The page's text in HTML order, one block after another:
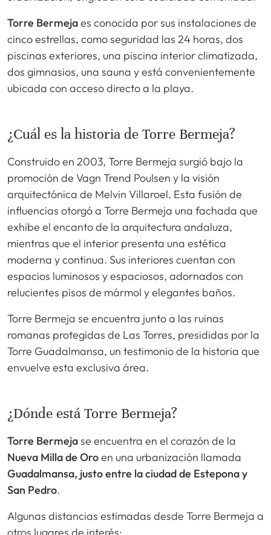
Torre Bermejaes conocida por sus instalaciones de
cinco estrellas, como seguridad las 24 horas, dos
piscinas exteriores, una piscina interior climatizada,
dos gimnasios, una sauna y está convenientemente
ubicada con acceso directo a la playa.
¿Cuál es la historia de Torre Bermeja?
Construido en 2003, Torre Bermeja surgió bajo la
promoción de Vagn Trend Poulsen y la visión
arquitectónica de Melvin Villaroel. Esta fusión de
influencias otorgó a Torre Bermeja una fachada que
exhibe el encanto de la arquitectura andaluza,
mientras que el interior presenta una estética
moderna y continua. Sus interiores cuentan con
espacios luminosos y espaciosos, adornados con
relucientes pisos de mármol y elegantes baños.
Torre Bermeja se encuentra junto a las ruinas
romanas protegidas de Las Torres, presididas por la
Torre Guadalmansa, un testimonio de la historia que
envuelve esta exclusiva área.
¿Dónde está Torre Bermeja?
Torre Bermejase encuentra en el corazón de la
Nueva Milla de Oroen una urbanización llamada
Guadalmansa, justo entre la ciudad de Estepona y
San Pedro.
Algunas distancias estimadas desde Torre Bermeja a
otros lugares de interés: